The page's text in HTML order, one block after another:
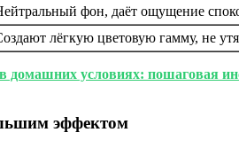
фон, даёт ощущение
лёгкую цветовую гамму, не
домашних условиях: пошаговая
эффектом